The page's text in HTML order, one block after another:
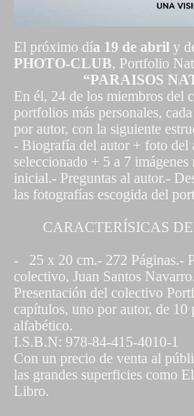
El próximo día 19 de abril y
PHOTO-CLUB, Portfolio
“PARAISOS
En él, 24 de los miembros del
portfolios más personales,
por autor, con la siguiente
- Biografía del autor + foto
seleccionado + 5 a 7
inicial.- Preguntas al autor.-
las fotografías escogida del
CARACTERÍSICAS
- 25 x 20 cm.- 272 Páginas.-
colectivo, Juan Santos
Presentación del colectivo
capítulos, uno por autor, de
alfabético.
I.S.B.N: 978-84-415-4010-1
Con un precio de venta al
las grandes superficies como
Libro.